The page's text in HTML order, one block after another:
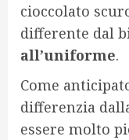
cioccolato
differente dal
all’uniforme.
Come
differenzia
essere molto